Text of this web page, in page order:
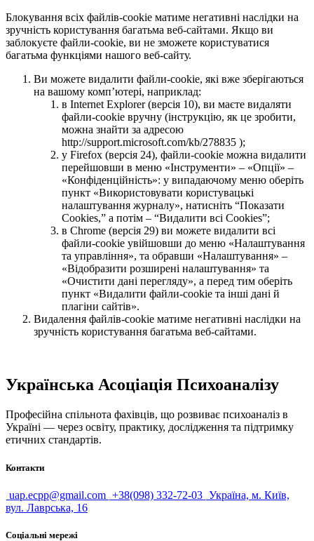
Блокування всіх файлів-cookiе матиме негативні наслідки на
зручність користування багатьма веб-сайтами. Якщо ви
заблокуєте файли-cookie, ви не зможете користуватися
багатьма функціями нашого веб-сайту.
Ви можете видалити файли-cookie, які вже зберігаються
на вашому комп’ютері, наприклад:
в Internet Explorer (версія 10), ви маєте видаляти
файли-cookie вручну (інструкцію, як це зробити,
можна знайти за адресою
http://support.microsoft.com/kb/278835 );
у Firefox (версія 24), файли-cookie можна видалити
перейшовши в меню «Інструменти» – «Опції» –
«Конфіденційність»: у випадаючому меню оберіть
пункт «Використовувати користувацькі
налаштування журналу», натисніть “Показати
Cookies,” а потім – “Видалити всі Cookies”;
в Chrome (версія 29) ви можете видалити всі
файли-cookie увійшовши до меню «Налаштування
та управління», та обравши «Налаштування» –
«Відобразити розширені налаштування» та
«Очистити дані перегляду», а перед тим оберіть
пункт «Видалити файли-cookie та інші дані й
плагіни сайтів».
Видалення файлів-cookiе матиме негативні наслідки на
зручність користування багатьма веб-сайтами.
Українська Асоціація Психоаналізу
Професійна спільнота фахівців, що розвиває психоаналіз в
Україні — через освіту, практику, дослідження та підтримку
етичних стандартів.
Контакти
uap.ecpp@gmail.com +38(098) 332-72-03 Україна, м. Київ,
вул. Лаврська, 16
Соціальні мережі